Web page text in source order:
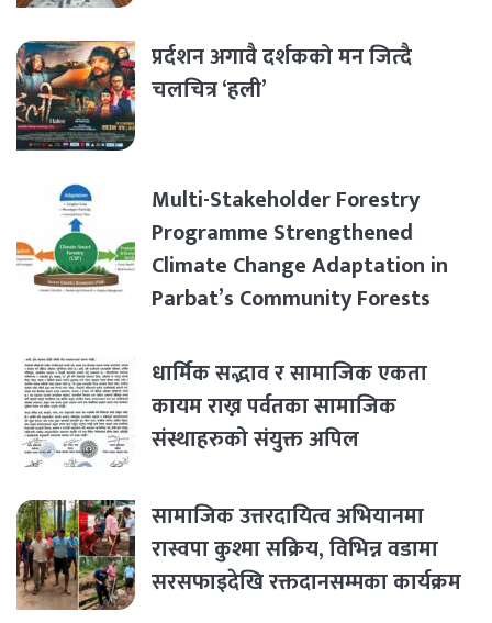
प्रर्दशन अगावै दर्शकको मन जित्दै
चलचित्र ‘हली’
Multi-Stakeholder Forestry
Programme Strengthened
Climate Change Adaptation in
Parbat’s Community Forests
धार्मिक सद्भाव र सामाजिक एकता
कायम राख्न पर्वतका सामाजिक
संस्थाहरुको संयुक्त अपिल
सामाजिक उत्तरदायित्व अभियानमा
रास्वपा कुश्मा सक्रिय, विभिन्न वडामा
सरसफाइदेखि रक्तदानसम्मका कार्यक्रम